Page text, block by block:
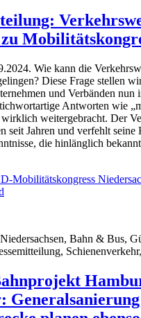
Wie kann die
Diese Frage stellen
und Verbänden nun
Antworten wie
weitergebracht. Der
seit Jahren und verfehlt
die hinlänglich
Bahn & Bus,